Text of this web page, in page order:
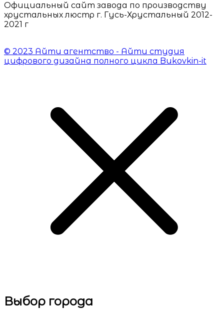
Официальный сайт завода по производству
хрустальных люстр г. Гусь-Хрустальный 2012-
2021 г
© 2023 Айти агентство - Айти студия
цифрового дизайна полного цикла Bukovkin-it
Выбор города